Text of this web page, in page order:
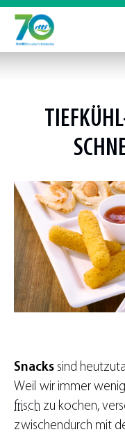
Snacks sind
Weil wir immer
frisch zu kochen,
zwischendurch mit